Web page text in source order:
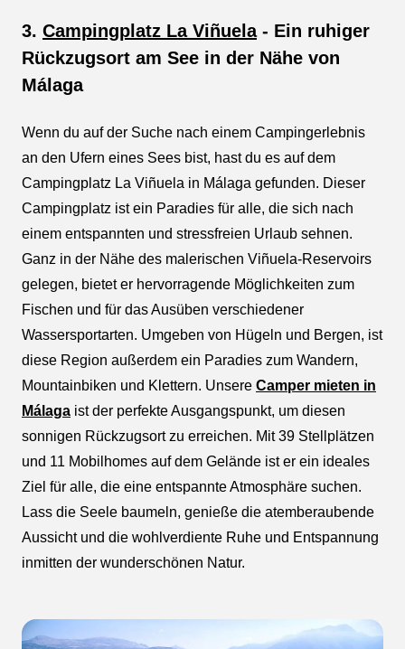
3. Campingplatz La Viñuela- Ein ruhiger
Rückzugsort am See in der Nähe von
Málaga
Wenn du auf der Suche nach einem Campingerlebnis
an den Ufern eines Sees bist, hast du es auf dem
Campingplatz La Viñuela in Málaga gefunden. Dieser
Campingplatz ist ein Paradies für alle, die sich nach
einem entspannten und stressfreien Urlaub sehnen.
Ganz in der Nähe des malerischen Viñuela-Reservoirs
gelegen, bietet er hervorragende Möglichkeiten zum
Fischen und für das Ausüben verschiedener
Wassersportarten. Umgeben von Hügeln und Bergen, ist
diese Region außerdem ein Paradies zum Wandern,
Mountainbiken und Klettern. Unsere Camper mieten in
Málaga ist der perfekte Ausgangspunkt, um diesen
sonnigen Rückzugsort zu erreichen. Mit 39 Stellplätzen
und 11 Mobilhomes auf dem Gelände ist er ein ideales
Ziel für alle, die eine entspannte Atmosphäre suchen.
Lass die Seele baumeln, genieße die atemberaubende
Aussicht und die wohlverdiente Ruhe und Entspannung
inmitten der wunderschönen Natur.